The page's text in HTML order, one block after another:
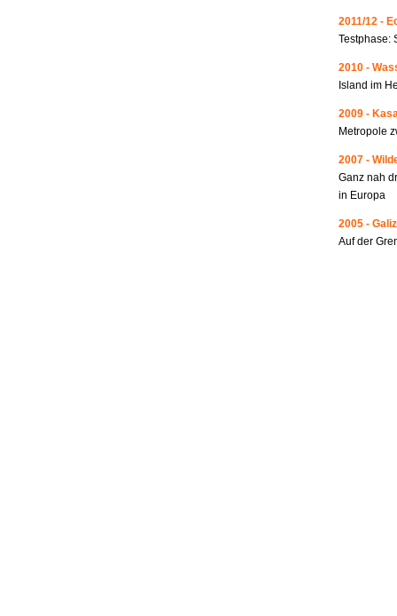
2011/12 -
Testphase:
2010 -
Island im
2009 -
Metropole
2007 -
Ganz nah
in Europa
2005 -
Auf der